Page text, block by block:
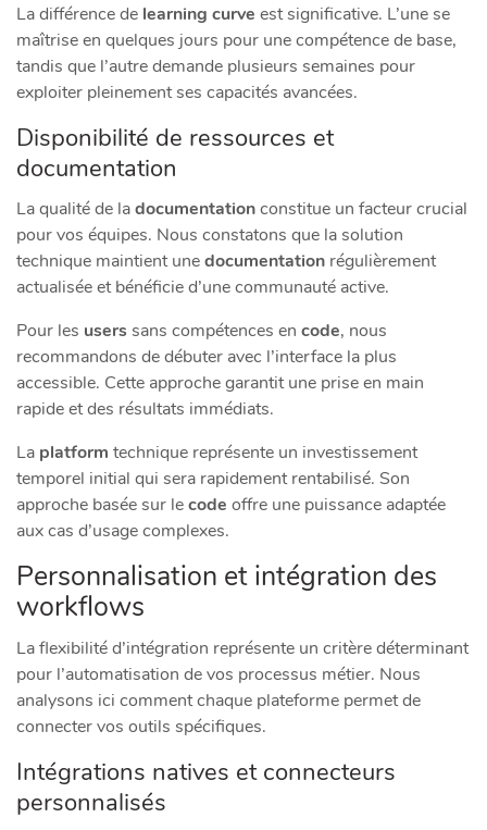
La différence de learning curve est significative. L’une se
maîtrise en quelques jours pour une compétence de base,
tandis que l’autre demande plusieurs semaines pour
exploiter pleinement ses capacités avancées.
Disponibilité de ressources et
documentation
La qualité de ladocumentationconstitue un facteur crucial
pour vos équipes. Nous constatons que la solution
technique maintient unedocumentation régulièrement
actualisée et bénéficie d’une communauté active.
Pour les userssans compétences en code, nous
recommandons de débuter avec l’interface la plus
accessible. Cette approche garantit une prise en main
rapide et des résultats immédiats.
La platform technique représente un investissement
temporel initial qui sera rapidement rentabilisé. Son
approche basée sur lecode offre une puissance adaptée
aux cas d’usage complexes.
Personnalisation et intégration des
workflows
La flexibilité d’intégration représente un critère déterminant
pour l’automatisation de vos processus métier. Nous
analysons ici comment chaque plateforme permet de
connecter vos outils spécifiques.
Intégrations natives et connecteurs
personnalisés